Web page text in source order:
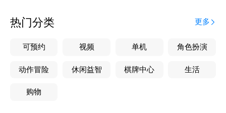
潜在客户要影响，老客户不能忘，周期购买，转介绍，
口碑影响很可靠。
快目标：前所未有的目标拆分落实到业务
语音识别显文字，立即可以发待办。图片、位置、视
热门分类 更多
可预约 视频 单机 角色扮演
动作冒险 休闲益智 棋牌中心 生活
购物